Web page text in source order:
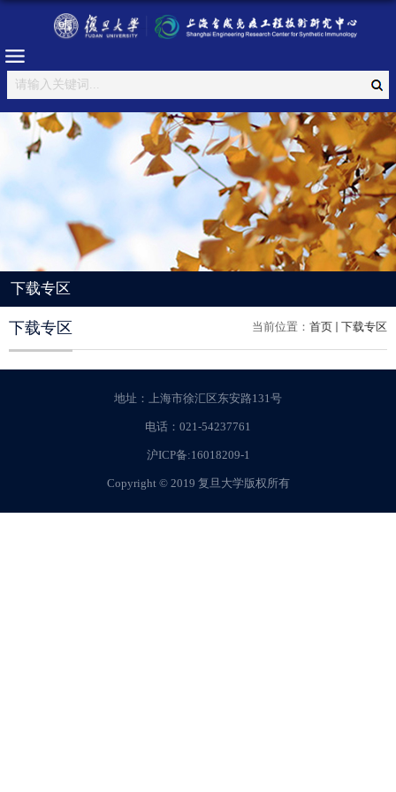
下载专区
当前位置： 首页 下载专区
下载专区
地址：上海市徐汇区东安路131号
电话：021-54237761
沪ICP备:16018209-1
Copyright © 2019 复旦大学版权所有